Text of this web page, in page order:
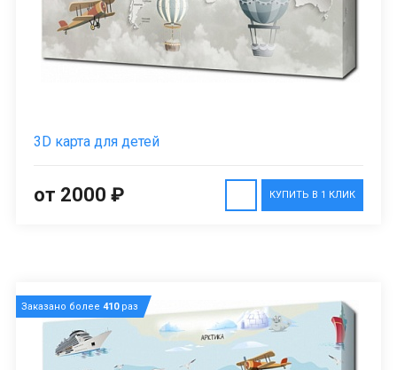
3D карта для детей
КУПИТЬ В 1 КЛИК
от 2000 ₽
Заказано более 410раз